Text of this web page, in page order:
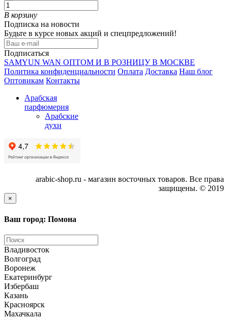
В корзину
Подписка на новости
Будьте в курсе новых акций и спецпредложений!
Подписаться
SAMYUN WAN ОПТОМ И В РОЗНИЦУ В МОСКВЕ
Политика конфиденциальности Оплата Доставка Наш блог
Оптовикам Контакты
Арабская
парфюмерия
Арабские
духи
arabic-shop.ru - магазин восточных товаров. Все права
защищены. © 2019
×
Ваш город: Помона
Владивосток
Волгоград
Воронеж
Екатеринбург
Избербаш
Казань
Красноярск
Махачкала